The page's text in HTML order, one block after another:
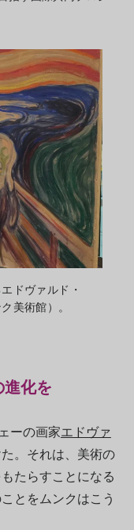
ドヴァルド・
美術館）。
化を
ーの画家エドヴァ
。それは、美術の
たらすことになる
とをムンクはこう